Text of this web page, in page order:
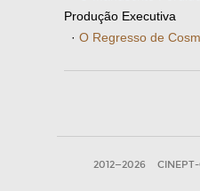
Produção Executiva
· O Regresso de
2012—2026